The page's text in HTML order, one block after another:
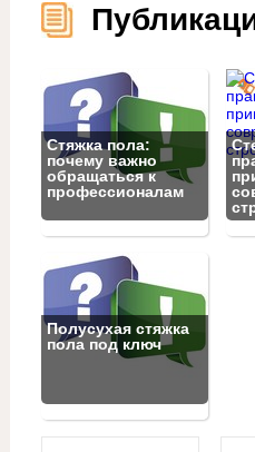
Стяжка пола:
почему важно
обращаться к
профессионалам
Полусухая стяжка
пола под ключ